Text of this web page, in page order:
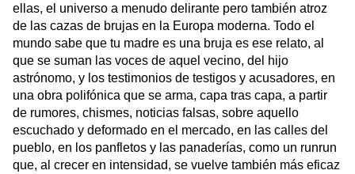
ellas, el universo a menudo delirante pero también atroz
de las cazas de brujas en la Europa moderna. Todo el
mundo sabe que tu madre es una bruja es ese relato, al
que se suman las voces de aquel vecino, del hijo
astrónomo, y los testimonios de testigos y acusadores, en
una obra polifónica que se arma, capa tras capa, a partir
de rumores, chismes, noticias falsas, sobre aquello
escuchado y deformado en el mercado, en las calles del
pueblo, en los panfletos y las panaderías, como un runrun
que, al crecer en intensidad, se vuelve también más eficaz